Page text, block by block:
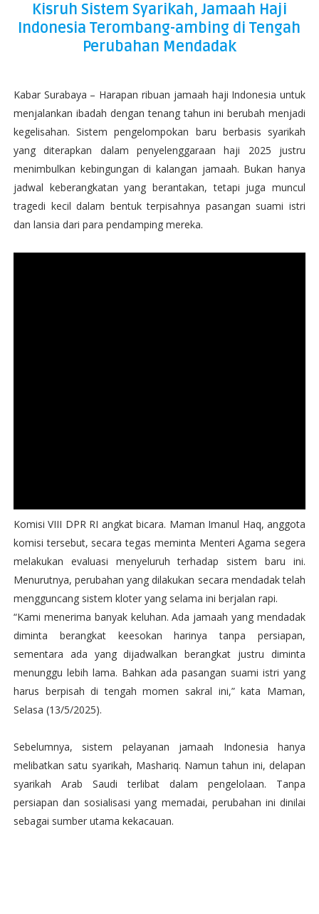
Kisruh Sistem Syarikah, Jamaah Haji
Indonesia Terombang-ambing di Tengah
Perubahan Mendadak
Kabar Surabaya – Harapan ribuan jamaah haji Indonesia untuk
menjalankan ibadah dengan tenang tahun ini berubah menjadi
kegelisahan. Sistem pengelompokan baru berbasis syarikah
yang diterapkan dalam penyelenggaraan haji 2025 justru
menimbulkan kebingungan di kalangan jamaah. Bukan hanya
jadwal keberangkatan yang berantakan, tetapi juga muncul
tragedi kecil dalam bentuk terpisahnya pasangan suami istri
dan lansia dari para pendamping mereka.
Komisi VIII DPR RI angkat bicara. Maman Imanul Haq, anggota
komisi tersebut, secara tegas meminta Menteri Agama segera
melakukan evaluasi menyeluruh terhadap sistem baru ini.
Menurutnya, perubahan yang dilakukan secara mendadak telah
mengguncang sistem kloter yang selama ini berjalan rapi.
“Kami menerima banyak keluhan. Ada jamaah yang mendadak
diminta berangkat keesokan harinya tanpa persiapan,
sementara ada yang dijadwalkan berangkat justru diminta
menunggu lebih lama. Bahkan ada pasangan suami istri yang
harus berpisah di tengah momen sakral ini,” kata Maman,
Selasa (13/5/2025).
Sebelumnya, sistem pelayanan jamaah Indonesia hanya
melibatkan satu syarikah, Mashariq. Namun tahun ini, delapan
syarikah Arab Saudi terlibat dalam pengelolaan. Tanpa
persiapan dan sosialisasi yang memadai, perubahan ini dinilai
sebagai sumber utama kekacauan.